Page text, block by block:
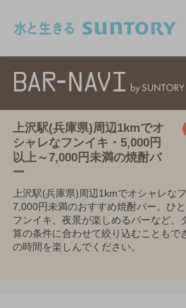
上沢駅(兵庫県)周辺1kmでオ
シャレなフンイキ・5,000円
以上～7,000円未満の焼酎バ
ー
上沢駅(兵庫県)周辺1kmでオシャレな
7,000円未満のおすすめ焼酎バー。ひ
フンイキ、夜景が楽しめるバーなど、
算の条件に合わせて絞り込むこともで
の時間を楽しんでください。